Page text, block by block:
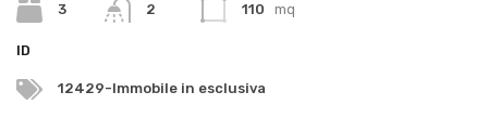
3 2 110 mq
ID
12429-Immobile in esclusiva